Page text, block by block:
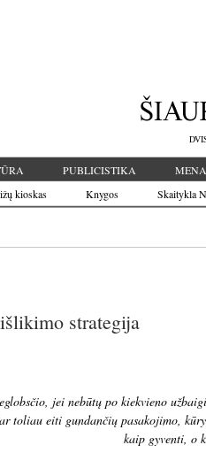
PUBLICISTIKA
kioskas
Knygos Skaitykla
strategija
jei nebūtų po kiekvieno
toliau eiti gundančių pasakojimo,
kaip gyventi, o